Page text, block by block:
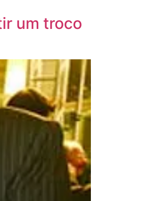
um troco